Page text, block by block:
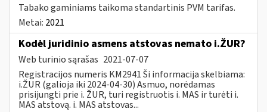
Tabako gaminiams taikoma standartinis PVM tarifas.
Metai: 2021
Kodėl juridinio asmens atstovas nemato i.ŽUR?
Web turinio sąrašas 2021-07-07
Registracijos numeris KM2941 Ši informacija skelbiama:
i.ŽUR (galioja iki 2024-04-30) Asmuo, norėdamas
prisijungti prie i. ŽUR, turi registruotis i. MAS ir turėti i.
MAS atstovą. i. MAS atstovas...